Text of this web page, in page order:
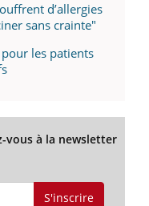
d’allergies
sans crainte"
les patients
vous à la newsletter
S'inscrire